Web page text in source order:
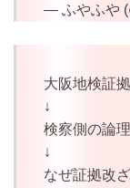
— ふやふや
大阪地検証
↓
検察側の論理
↓
なぜ証拠改